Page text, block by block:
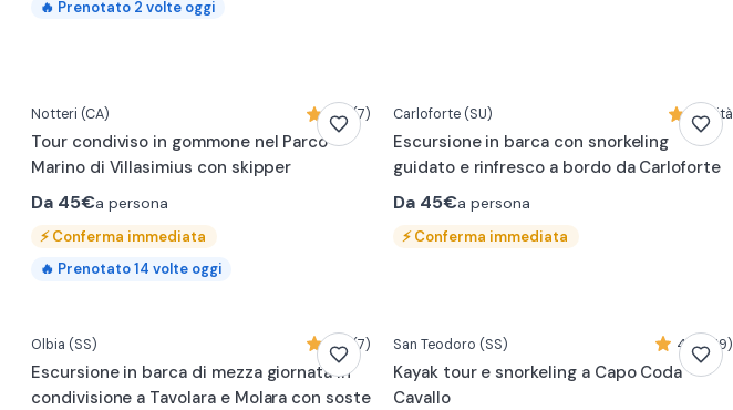
🔥 Prenotato 2 volte oggi
Notteri (CA) 5,0 (7)
Tour condiviso in gommone nel Parco
Marino di Villasimius con skipper
Da 45€a persona
⚡Conferma immediata
🔥 Prenotato14 volte oggi
Carloforte (SU) Novità
Escursione in barca con snorkeling
guidato e rinfresco a bordo da Carloforte
Da 45€a persona
⚡Conferma immediata
Olbia (SS) 5,0 (7)
Escursione in barca di mezza giornata in
condivisione a Tavolara e Molara con soste
San Teodoro (SS) 4,8 (219)
Kayak tour e snorkeling a Capo Coda
Cavallo